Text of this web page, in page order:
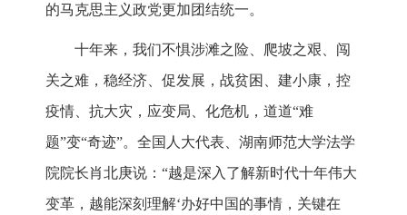
的马克思主义政党更加团结统一。
十年来，我们不惧涉滩之险、爬坡之艰、闯
关之难，稳经济、促发展，战贫困、建小康，控
疫情、抗大灾，应变局、化危机，道道“难
题”变“奇迹”。全国人大代表、湖南师范大学法学
院院长肖北庚说：“越是深入了解新时代十年伟大
变革，越能深刻理解‘办好中国的事情，关键在